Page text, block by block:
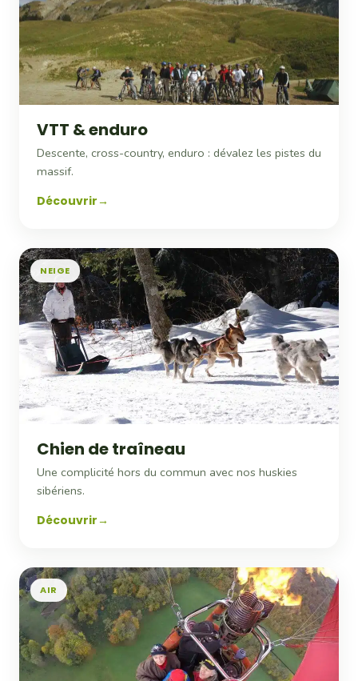
VTT & enduro
Descente, cross-country, enduro : dévalez les pistes du
massif.
Découvrir
NEIGE
Chien de traîneau
Une complicité hors du commun avec nos huskies
sibériens.
Découvrir
AIR